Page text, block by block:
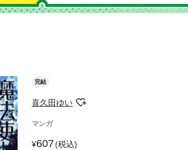
完結
喜久田ゆい
マンガ
607(税込)